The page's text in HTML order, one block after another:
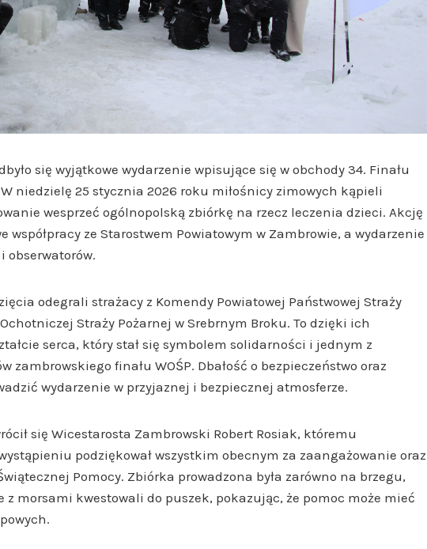
się wyjątkowe wydarzenie wpisujące się w obchody 34. Finału
niedzielę 25 stycznia 2026 roku miłośnicy zimowych kąpieli
wesprzeć ogólnopolską zbiórkę na rzecz leczenia dzieci. Akcję
współpracy ze Starostwem Powiatowym w Zambrowie, a wydarzenie
obserwatorów.
odegrali strażacy z Komendy Powiatowej Państwowej Straży
Straży Pożarnej w Srebrnym Broku. To dzięki ich
serca, który stał się symbolem solidarności i jednym z
finału WOŚP. Dbałość o bezpieczeństwo oraz
wydarzenie w przyjaznej i bezpiecznej atmosferze.
się Wicestarosta Zambrowski Robert Rosiak, któremu
podziękował wszystkim obecnym za zaangażowanie oraz
Pomocy. Zbiórka prowadzona była zarówno na brzegu,
morsami kwestowali do puszek, pokazując, że pomoc może mieć